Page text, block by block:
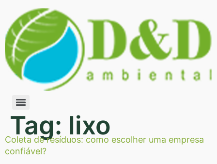
Tag: lixo
Coleta de resíduos: como escolher uma empresa
confiável?